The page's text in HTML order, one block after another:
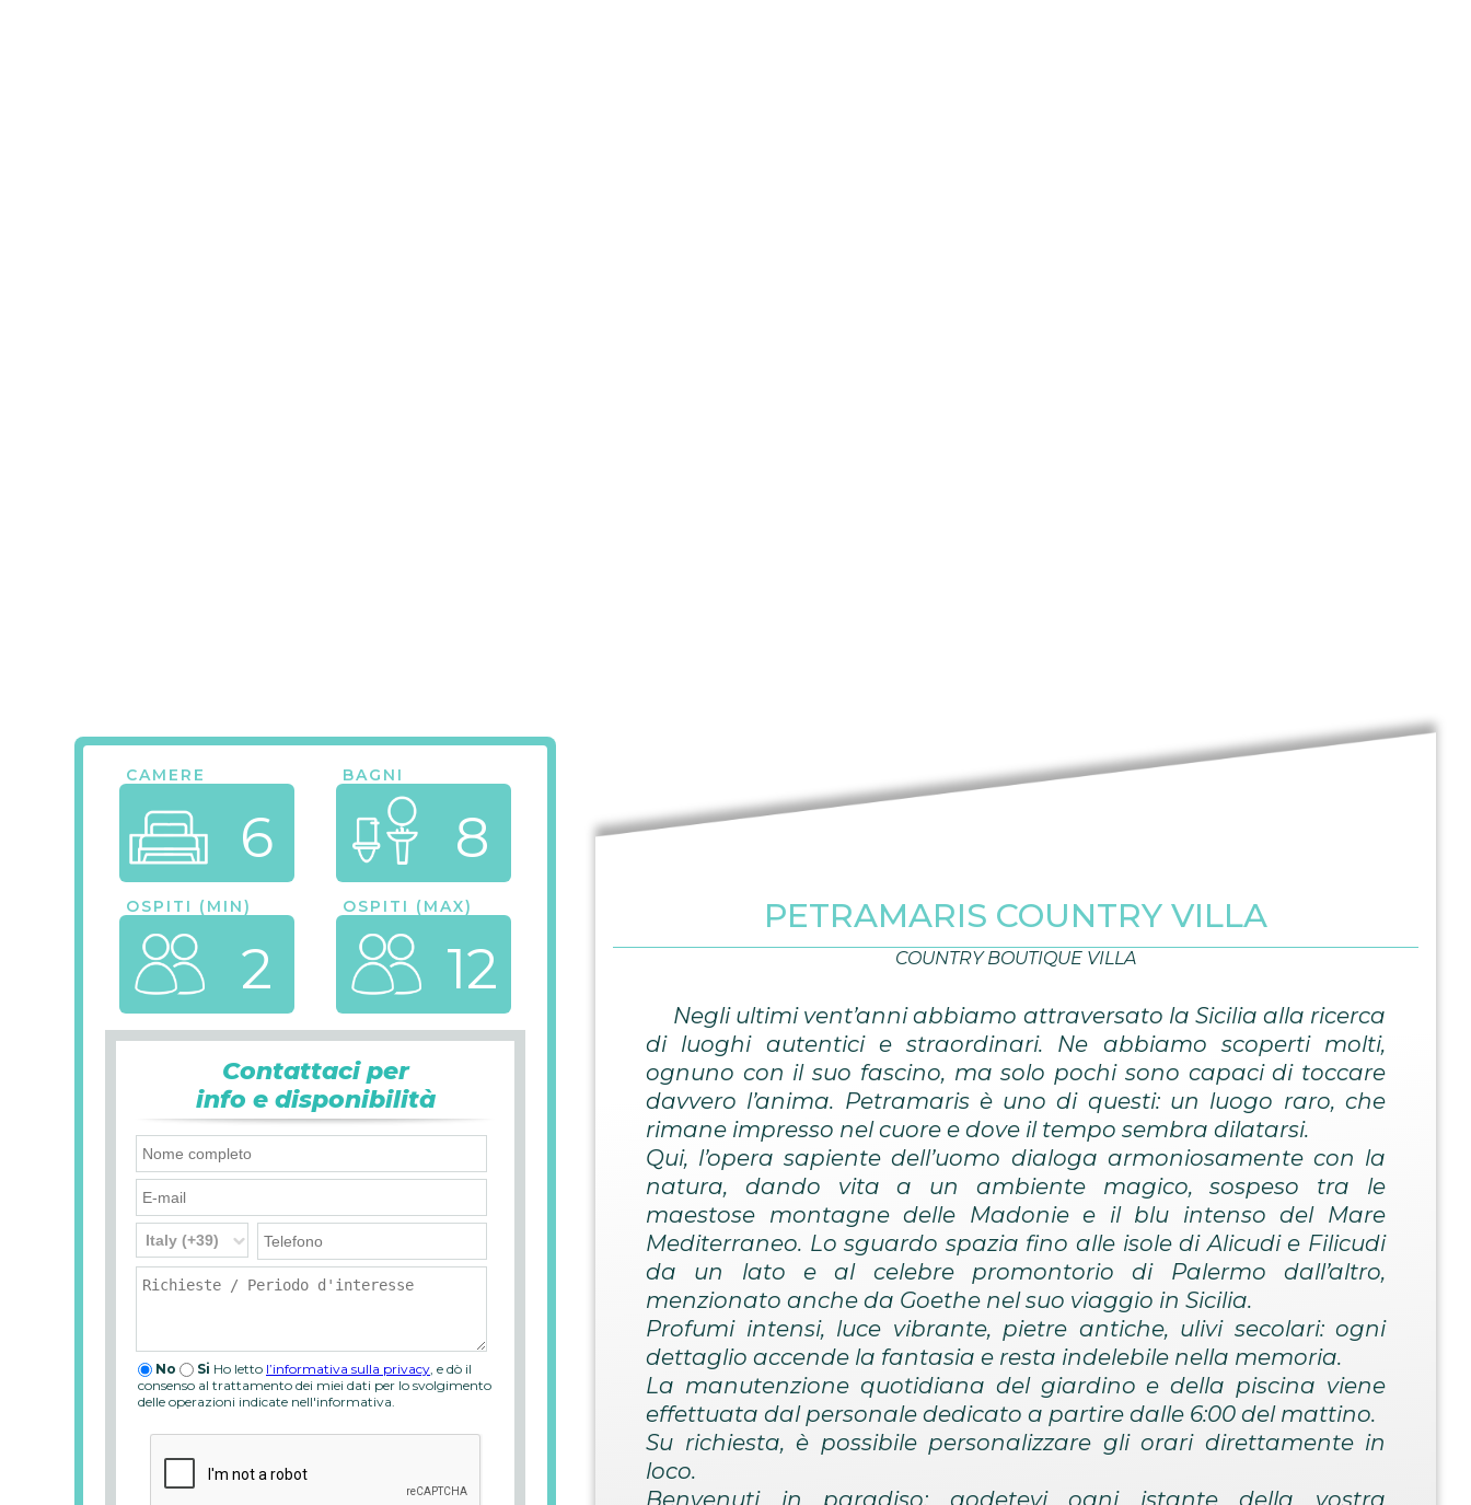
CAMERE
6
BAGNI
8
OSPITI (MIN)
2
OSPITI (MAX)
12
Contattaci per
info e disponibilità
No Si Ho letto l’informativa sulla privacy , e dò il
consenso al trattamento dei miei dati per lo svolgimento
delle operazioni indicate nell'informativa.
PETRAMARIS COUNTRY VILLA
COUNTRY BOUTIQUE VILLA
Negli ultimi vent’anni abbiamo attraversato la Sicilia alla ricerca
di luoghi autentici e straordinari. Ne abbiamo scoperti molti,
ognuno con il suo fascino, ma solo pochi sono capaci di toccare
davvero l’anima. Petramaris è uno di questi: un luogo raro, che
rimane impresso nel cuore e dove il tempo sembra dilatarsi.
Qui, l’opera sapiente dell’uomo dialoga armoniosamente con la
natura, dando vita a un ambiente magico, sospeso tra le
maestose montagne delle Madonie e il blu intenso del Mare
Mediterraneo. Lo sguardo spazia fino alle isole di Alicudi e Filicudi
da un lato e al celebre promontorio di Palermo dall’altro,
menzionato anche da Goethe nel suo viaggio in Sicilia.
Profumi intensi, luce vibrante, pietre antiche, ulivi secolari: ogni
dettaglio accende la fantasia e resta indelebile nella memoria.
La manutenzione quotidiana del giardino e della piscina viene
effettuata dal personale dedicato a partire dalle 6:00 del mattino.
Su richiesta, è possibile personalizzare gli orari direttamente in
loco.
Benvenuti in paradiso: godetevi ogni istante della vostra